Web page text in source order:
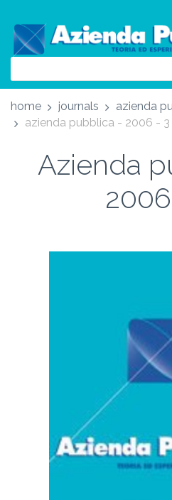
home journals
azienda
azienda pubblica - 2006 - 3
Azienda